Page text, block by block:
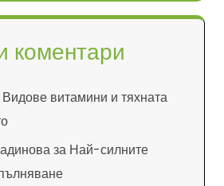
коментари
Видове витамини и тяхната
за Най-силните